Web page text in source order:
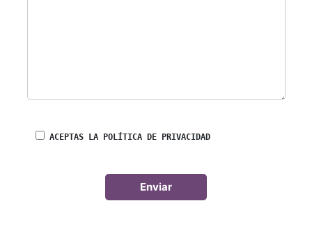
ACEPTAS LA POLÍTICA DE PRIVACIDAD